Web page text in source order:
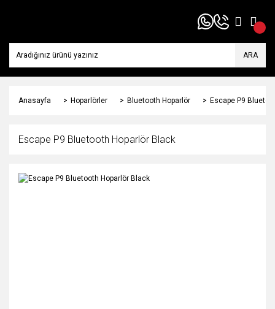
ARA
Anasayfa Hoparlörler Bluetooth Hoparlör Escape P9
Escape P9 Bluetooth Hoparlör Black